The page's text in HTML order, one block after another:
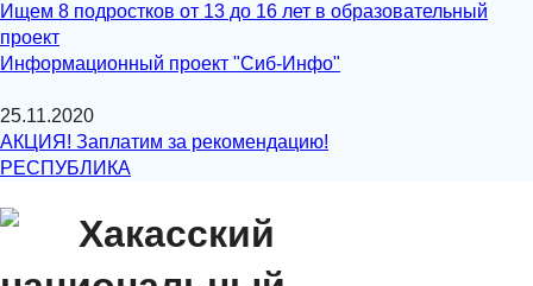
Ищем 8 подростков от 13 до 16 лет в образовательный
проект
Информационный проект "Сиб-Инфо"
25.11.2020
АКЦИЯ! Заплатим за рекомендацию!
РЕСПУБЛИКА
Хакасский